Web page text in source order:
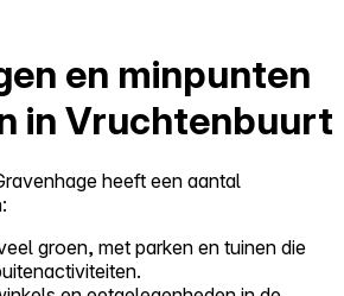
en minpunten
in Vruchtenbuurt
heeft een aantal
groen, met parken en tuinen die